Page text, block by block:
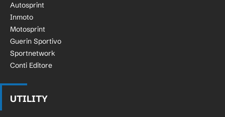
Autosprint
Inmoto
Motosprint
Guerin Sportivo
Sportnetwork
Conti Editore
UTILITY